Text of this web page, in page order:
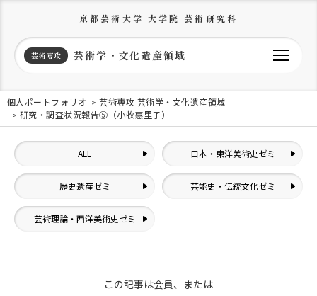
京都芸術大学 大学院 芸術研究科
芸術専攻 芸術学・文化遺産領域
個人ポートフォリオ
芸術専攻 芸術学・文化遺産領域
研究・調査状況報告⑤（小牧惠里子）
ALL 日本・東洋美術史ゼミ
歴史遺産ゼミ 芸能史・伝統文化ゼミ
芸術理論・西洋美術史ゼミ
この記事は会員、または